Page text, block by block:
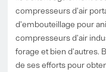
compresseurs d'air
d'embouteillage pour
compresseurs d'air
forage et bien d'autres.
de ses efforts pour